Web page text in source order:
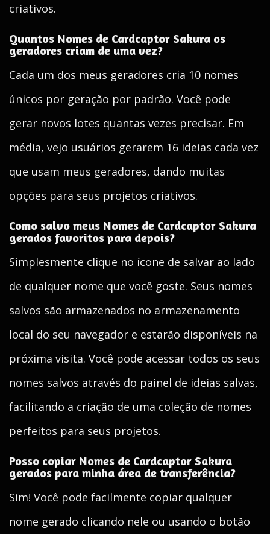
criativos.
Quantos Nomes de Cardcaptor Sakura os
geradores criam de uma vez?
Cada um dos meus geradores cria 10 nomes
únicos por geração por padrão. Você pode
gerar novos lotes quantas vezes precisar. Em
média, vejo usuários gerarem 16 ideias cada vez
que usam meus geradores, dando muitas
opções para seus projetos criativos.
Como salvo meus Nomes de Cardcaptor Sakura
gerados favoritos para depois?
Simplesmente clique no ícone de salvar ao lado
de qualquer nome que você goste. Seus nomes
salvos são armazenados no armazenamento
local do seu navegador e estarão disponíveis na
próxima visita. Você pode acessar todos os seus
nomes salvos através do painel de ideias salvas,
facilitando a criação de uma coleção de nomes
perfeitos para seus projetos.
Posso copiar Nomes de Cardcaptor Sakura
gerados para minha área de transferência?
Sim! Você pode facilmente copiar qualquer
nome gerado clicando nele ou usando o botão